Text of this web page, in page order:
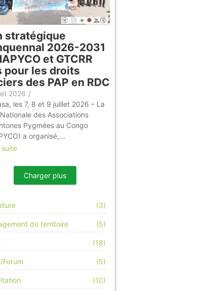
stratégique
2026-2031
et GTCRR
pour les droits
des PAP en RDC
2026 /
les 7, 8 et 9 juillet 2026 – La
des Associations
Pygmées au Congo
a organisé,...
suite
Charger plus
(3)
du territoire (5)
(18)
Forum (5)
(10)